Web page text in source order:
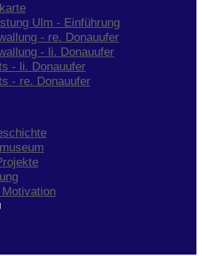
Ulm - Einführung
- re. Donauufer
- li. Donauufer
- li. Donauufer
- re. Donauufer